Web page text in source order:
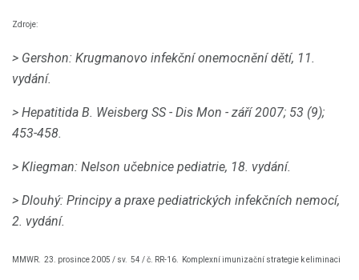
Zdroje:
> Gershon: Krugmanovo infekční onemocnění dětí, 11.
vydání.
> Hepatitida B. Weisberg SS - Dis Mon - září 2007; 53 (9);
453-458.
> Kliegman: Nelson učebnice pediatrie, 18. vydání.
> Dlouhý: Principy a praxe pediatrických infekčních nemocí,
2. vydání.
MMWR. 23. prosince 2005 / sv. 54 / č. RR-16. Komplexní imunizační strategie k eliminaci